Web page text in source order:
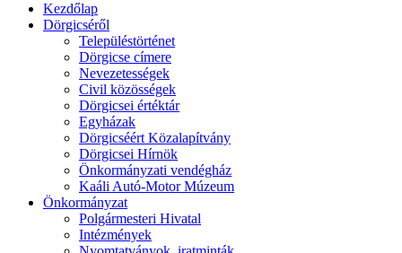
Kezdőlap
Dörgicséről
Településtörténet
Dörgicse címere
Nevezetességek
Civil közösségek
Dörgicsei értéktár
Egyházak
Dörgicséért Közalapítvány
Dörgicsei Hírnök
Önkormányzati vendégház
Kaáli Autó-Motor Múzeum
Önkormányzat
Polgármesteri Hivatal
Intézmények